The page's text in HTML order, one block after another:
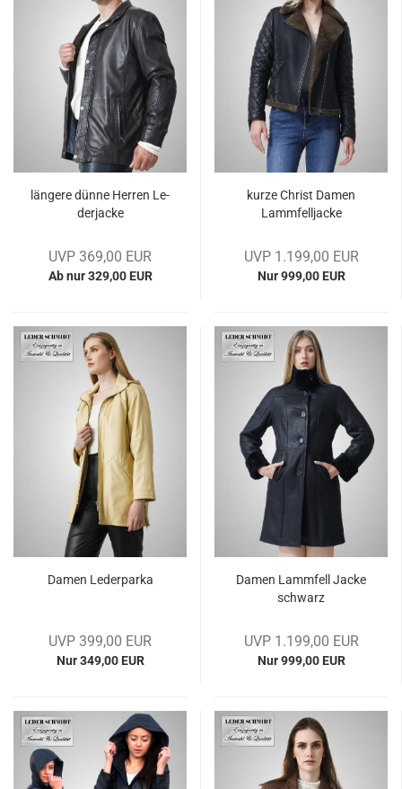
län­ge­re dünne Her­ren Le­
der­ja­cke
UVP 369,00 EUR
Ab nur 329,00 EUR
kurze Christ Damen
Lamm­fell­ja­cke
UVP 1.199,00 EUR
Nur 999,00 EUR
Damen Le­der­par­ka
UVP 399,00 EUR
Nur 349,00 EUR
Damen Lamm­fell Jacke
schwarz
UVP 1.199,00 EUR
Nur 999,00 EUR